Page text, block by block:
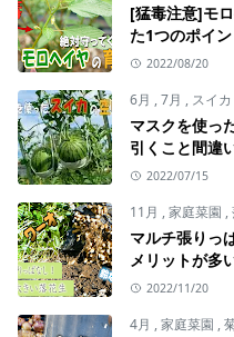
[猛毒注意]モ
た1つのポイン
2022/08/20
6月 ,7月 , スイカ
マスクを使っ
引くこと間違
2022/07/15
11月 ,家庭菜園 ,
マルチ張りっ
メリットが多
2022/11/20
4月 ,家庭菜園 ,